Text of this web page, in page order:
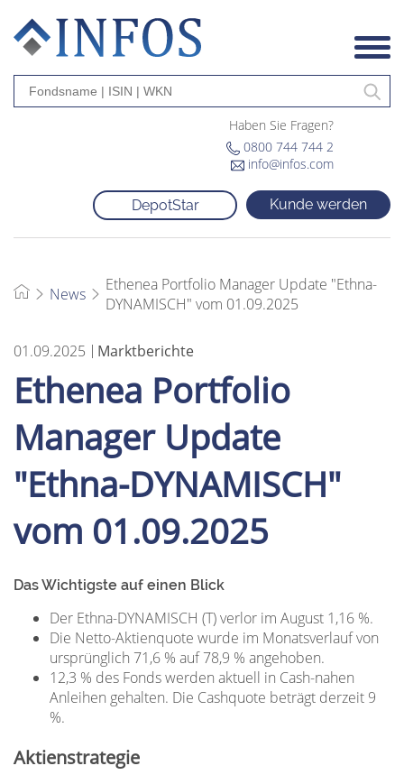
Haben Sie Fragen?
0800 744 744 2
info@infos.com
DepotStar Kunde werden
News
Ethenea Portfolio Manager Update "Ethna-
DYNAMISCH" vom 01.09.2025
01.09.2025 Marktberichte
Ethenea Portfolio
Manager Update
"Ethna-DYNAMISCH"
vom 01.09.2025
Das Wichtigste auf einen Blick
Der Ethna-DYNAMISCH (T) verlor im August 1,16 %.
Die Netto-Aktienquote wurde im Monatsverlauf von
ursprünglich 71,6 % auf 78,9 % angehoben.
12,3 % des Fonds werden aktuell in Cash-nahen
Anleihen gehalten. Die Cashquote beträgt derzeit 9
%.
Aktienstrategie